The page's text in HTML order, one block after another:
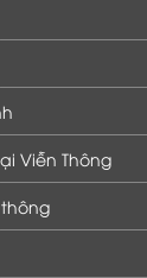
Viễn Thông